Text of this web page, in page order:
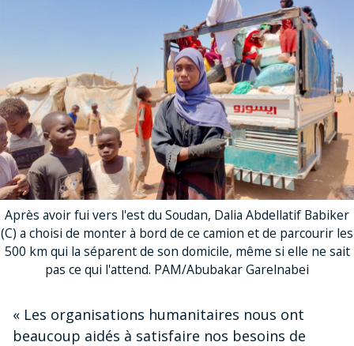
Après avoir fui vers l'est du Soudan, Dalia Abdellatif Babiker
(C) a choisi de monter à bord de ce camion et de parcourir les
500 km qui la séparent de son domicile, même si elle ne sait
pas ce qui l'attend. PAM/Abubakar Garelnabei
« Les organisations humanitaires nous ont
beaucoup aidés à satisfaire nos besoins de